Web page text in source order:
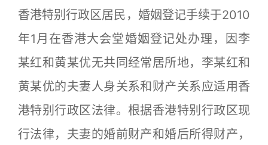
香港特别行政区居民，婚姻登记手续于2010
年1月在香港大会堂婚姻登记处办理，因李
某红和黄某优无共同经常居所地，李某红和
黄某优的夫妻人身关系和财产关系应适用香
港特别行政区法律。根据香港特别行政区现
行法律，夫妻的婚前财产和婚后所得财产，